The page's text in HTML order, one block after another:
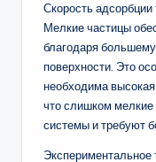
Скорость адсорбции
Мелкие частицы
благодаря
поверхности. Это
необходима высокая
что слишком мелкие
системы и требуют
Экспериментальное